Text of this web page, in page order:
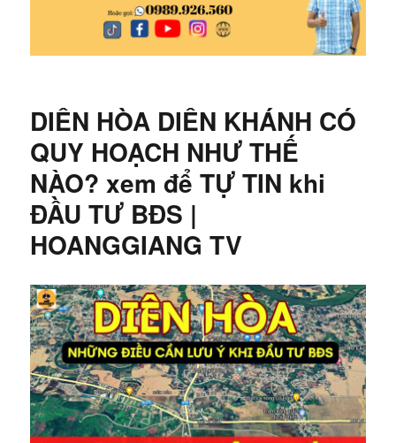
DIÊN HÒA DIÊN KHÁNH CÓ
QUY HOẠCH NHƯ THẾ
NÀO? xem để TỰ TIN khi
ĐẦU TƯ BĐS |
HOANGGIANG TV